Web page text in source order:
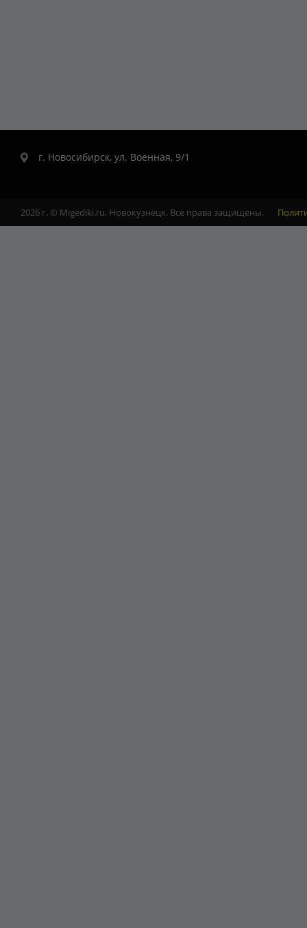
г. Новосибирск, ул. Военная, 9/1
2026 г. © Migediki.ru, Новокузнецк. Все права защищены.